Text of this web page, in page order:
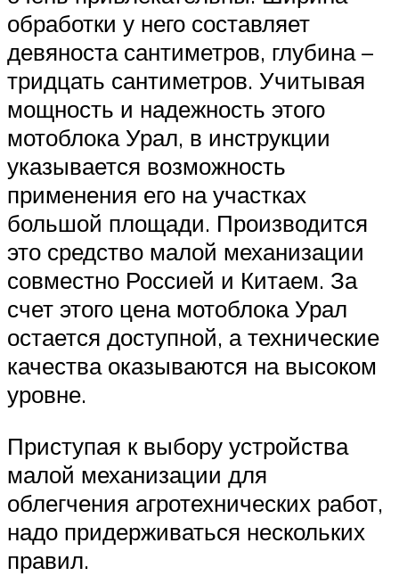
обработки у него составляет
девяноста сантиметров, глубина –
тридцать сантиметров. Учитывая
мощность и надежность этого
мотоблока Урал, в инструкции
указывается возможность
применения его на участках
большой площади. Производится
это средство малой механизации
совместно Россией и Китаем. За
счет этого цена мотоблока Урал
остается доступной, а технические
качества оказываются на высоком
уровне.
Приступая к выбору устройства
малой механизации для
облегчения агротехнических работ,
надо придерживаться нескольких
правил.